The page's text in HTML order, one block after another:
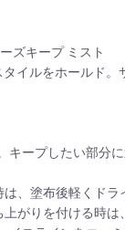
ズキープ ミスト
イルをホールド。
キープしたい部分
、塗布後軽くドラ
がりを付ける時は